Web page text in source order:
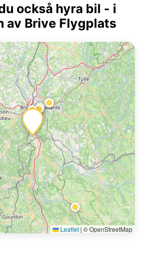
också hyra bil - i
av Brive Flygplats
Leaflet | © OpenStreetMap